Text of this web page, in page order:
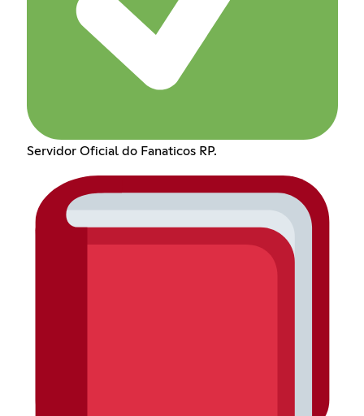
Servidor Oficial do Fanaticos RP.